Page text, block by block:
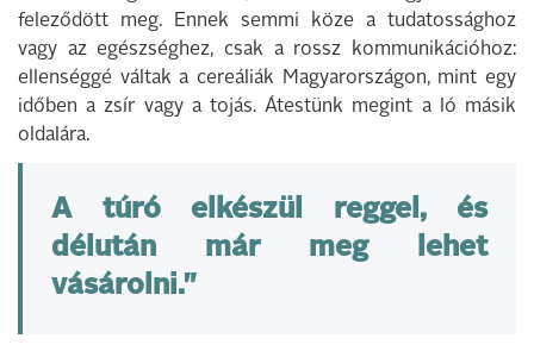
feleződött meg. Ennek semmi köze a tudatossághoz
vagy az egészséghez, csak a rossz kommunikációhoz:
ellenséggé váltak a cereáliák Magyarországon, mint egy
időben a zsír vagy a tojás. Átestünk megint a ló másik
oldalára.
A túró elkészül reggel, és
délután már meg lehet
vásárolni."